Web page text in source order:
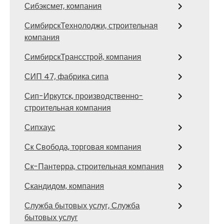
Сибэксмет, компания
СимбирскТехнолоджи, строительная
компания
СимбирскТрансстрой, компания
СИП 47, фабрика сипа
Сип-Иркутск, производственно-
строительная компания
Сипхаус
Ск Свобода, торговая компания
Ск-Пантерра, строительная компания
Скандидом, компания
Служба бытовых услуг, Служба
бытовых услуг